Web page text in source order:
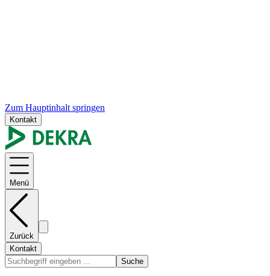
Zum Hauptinhalt springen
Kontakt
Menü
Zurück
Kontakt
Suche